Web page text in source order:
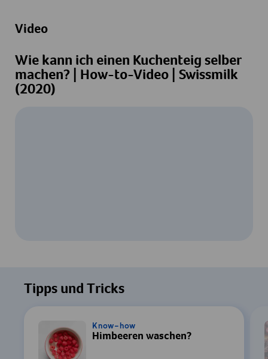
Video
Wie kann ich einen Kuchenteig selber
machen? | How-to-Video | Swissmilk
(2020)
Ihre Zustimmung zur Datenverarbeitung
durch YouTube erforderlich. Details finden
Einstellungen
Tipps und Tricks
Know-how
Himbeeren waschen?